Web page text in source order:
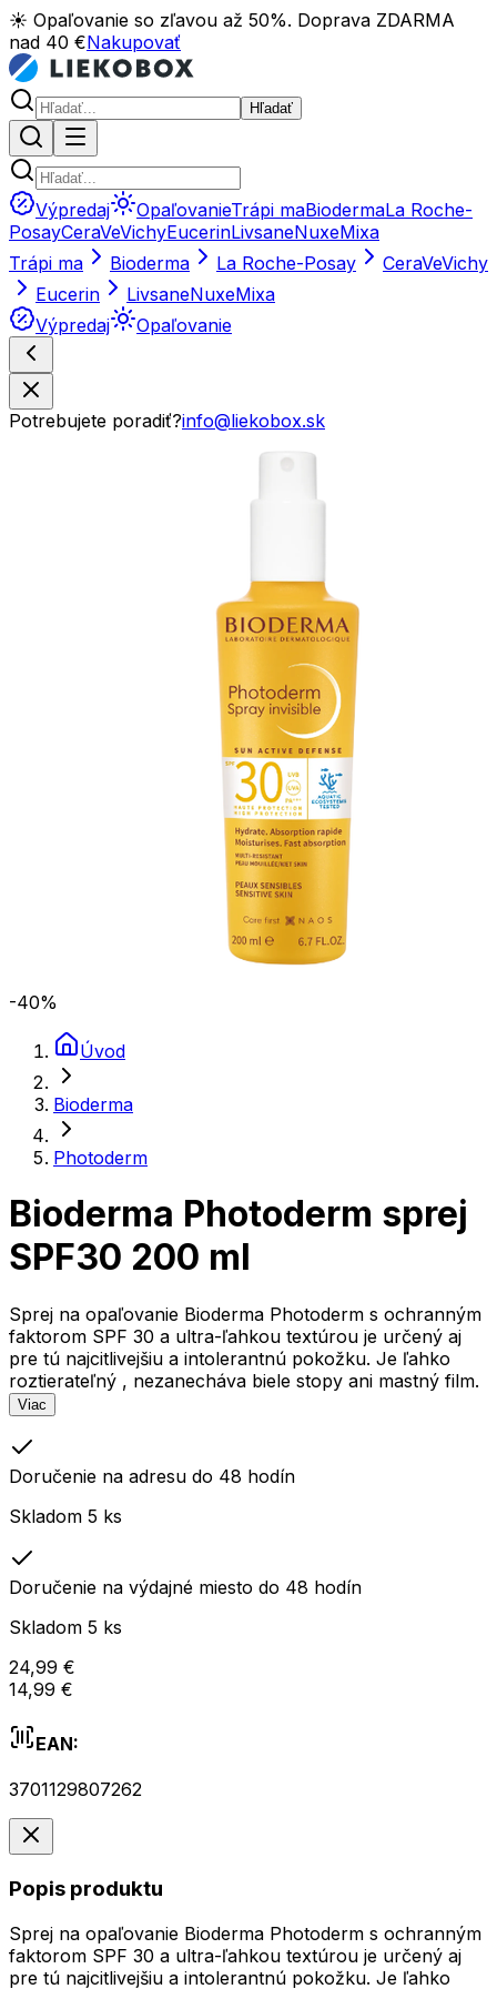
☀️ Opaľovanie so zľavou až 50%. Doprava ZDARMA
nad 40 €Nakupovať
Hľadať
Výpredaj OpaľovanieTrápi maBiodermaLa Roche-
PosayCeraVeVichyEucerinLivsaneNuxeMixa
Trápi ma
Bioderma La Roche-Posay CeraVeVichy
Eucerin
LivsaneNuxeMixa
Výpredaj
Opaľovanie
Potrebujete poradiť?info@liekobox.sk
-40%
Úvod
Bioderma
Photoderm
Bioderma Photoderm sprej
SPF30 200 ml
Sprej na opaľovanie Bioderma Photoderm s ochranným
faktorom SPF 30 a ultra-ľahkou textúrou je určený aj
pre tú najcitlivejšiu a intolerantnú pokožku. Je ľahko
roztierateľný , nezanecháva biele stopy ani mastný film.
Viac
Doručenie na adresu do 48 hodín
Skladom 5 ks
Doručenie na výdajné miesto do 48 hodín
Skladom 5 ks
24,99 €
14,99 €
EAN:
3701129807262
Popis produktu
Sprej na opaľovanie Bioderma Photoderm s ochranným
faktorom SPF 30 a ultra-ľahkou textúrou je určený aj
pre tú najcitlivejšiu a intolerantnú pokožku. Je ľahko